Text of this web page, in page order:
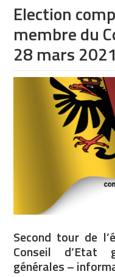
Election
membre du
28 mars
Second tour de
Conseil d’Etat
générales –